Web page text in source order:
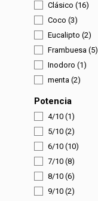
Clásico (16)
Coco (3)
Eucalipto (2)
Frambuesa (5)
Inodoro (1)
menta (2)
Potencia
4/10 (1)
5/10 (2)
6/10 (10)
7/10 (8)
8/10 (6)
9/10 (2)